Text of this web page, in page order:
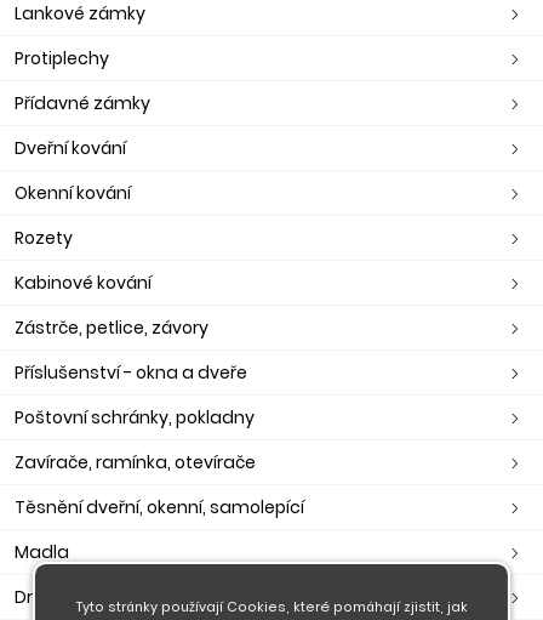
Lankové zámky
Protiplechy
Přídavné zámky
Dveřní kování
Okenní kování
Rozety
Kabinové kování
Zástrče, petlice, závory
Příslušenství - okna a dveře
Poštovní schránky, pokladny
Zavírače, ramínka, otevírače
Těsnění dveřní, okenní, samolepící
Madla
Držáky madlaTyto stránky používají Cookies, které pomáhají zjistit, jak